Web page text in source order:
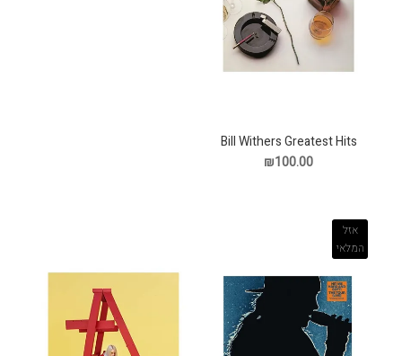
Bill Withers Greatest Hits
תקליט
₪100.00
אזל
המלאי